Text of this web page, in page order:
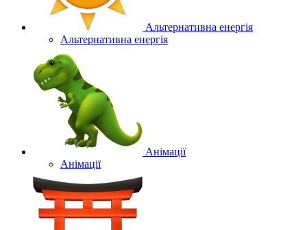
Альтернативна енергія
Альтернативна енергія
Анімації
Анімації